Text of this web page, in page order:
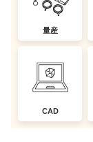
量産
CAD